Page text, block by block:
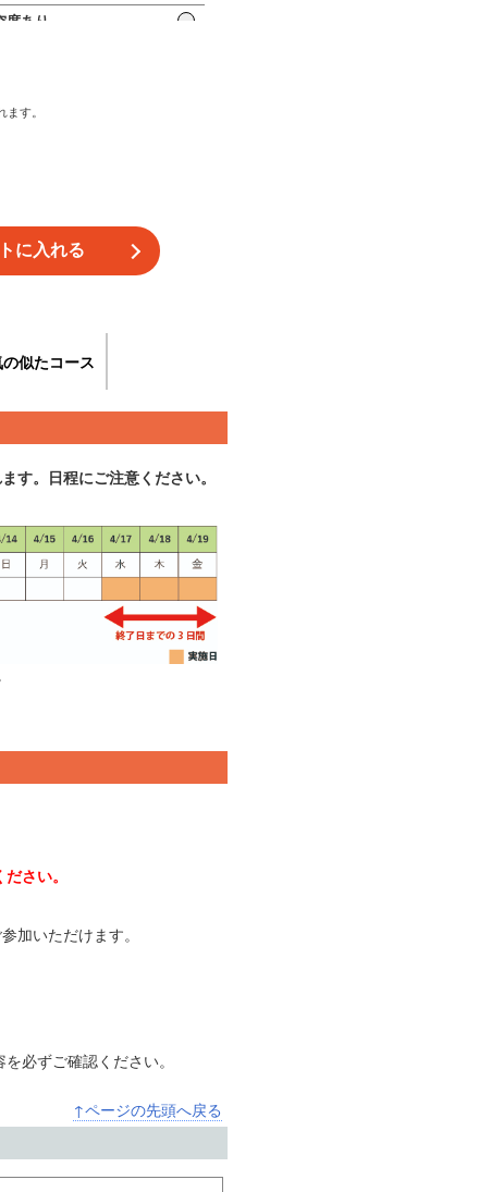
席あり
あり
す。
の似たコース
す。日程にご注意ください。
さい。
加いただけます。
を必ずご確認ください。
↑ページの先頭へ戻る